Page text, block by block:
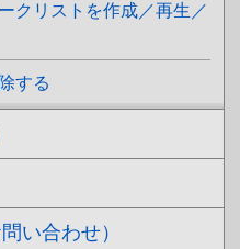
クリストを作成／再生／
する
い合わせ）